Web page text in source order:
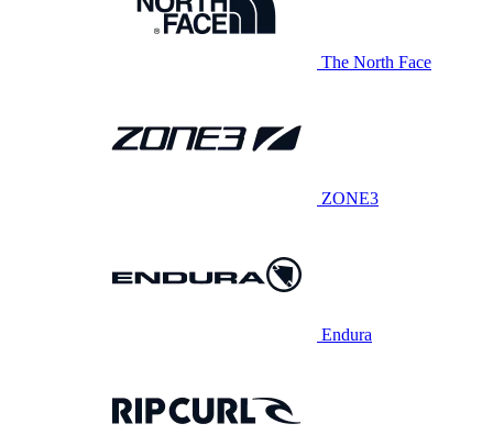
The North Face
ZONE3
Endura